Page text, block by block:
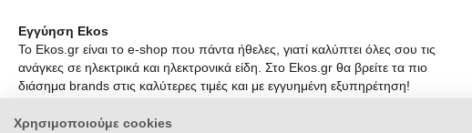
Εγγύηση Ekos
Το Ekos.gr είναι το e-shop που πάντα ήθελες, γιατί καλύπτει όλες σου τις
ανάγκες σε ηλεκτρικά και ηλεκτρονικά είδη. Στο Ekos.gr θα βρείτε τα πιο
διάσημα brands στις καλύτερες τιμές και με εγγυημένη εξυπηρέτηση!
Χρησιμοποιούμε cookies